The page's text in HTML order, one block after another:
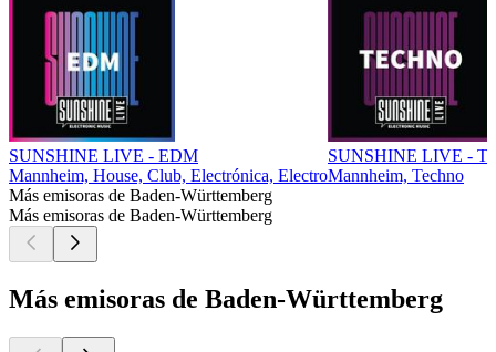
SUNSHINE LIVE - EDM
Mannheim, House, Club, Electrónica, Electro
SUNSHINE LIVE -
Mannheim, Techno
Más emisoras de Baden-Württemberg
Más emisoras de Baden-Württemberg
Más emisoras de Baden-Württemberg